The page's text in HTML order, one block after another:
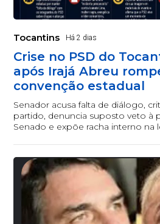
Tocantins Há 2 dias
Crise no PSD do
após Irajá Abreu
convenção estadual
Senador acusa falta de diálogo,
partido, denuncia suposto veto à
Senado e expõe racha interno na